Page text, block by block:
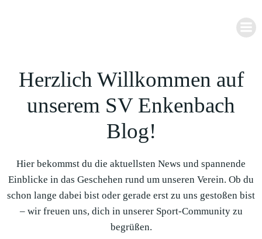
Herzlich Willkommen auf
unserem SV Enkenbach
Blog!
Hier bekommst du die aktuellsten News und spannende
Einblicke in das Geschehen rund um unseren Verein. Ob du
schon lange dabei bist oder gerade erst zu uns gestoßen bist
– wir freuen uns, dich in unserer Sport-Community zu
begrüßen.